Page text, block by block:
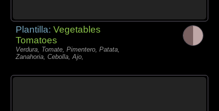
Plantilla:Vegetables
Tomatoes
Verdura, Tomate, Pimentero, Patata,
Zanahoria, Cebolla, Ajo,